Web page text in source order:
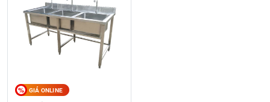
GIÁ ONLINE